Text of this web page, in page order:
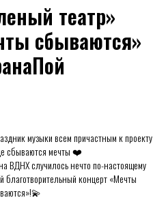
театр»
сбываются»
музыки всем причастным к проекту
сбываются мечты ❤️
ВДНХ случилось нечто по-настоящему
концерт «Мечты